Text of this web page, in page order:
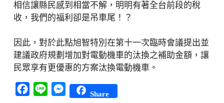
相信讓縣民感到相當不解，明明有著全台前段的稅
收，我們的福利卻是吊車尾！？
因此，對於此點旭智特別在第十一次臨時會議提出並
建議政府規劃增加對電動機車的汰換之補助金額，讓
民眾享有更優惠的方案汰換電動機車。
Facebook
Line Messenger
Share